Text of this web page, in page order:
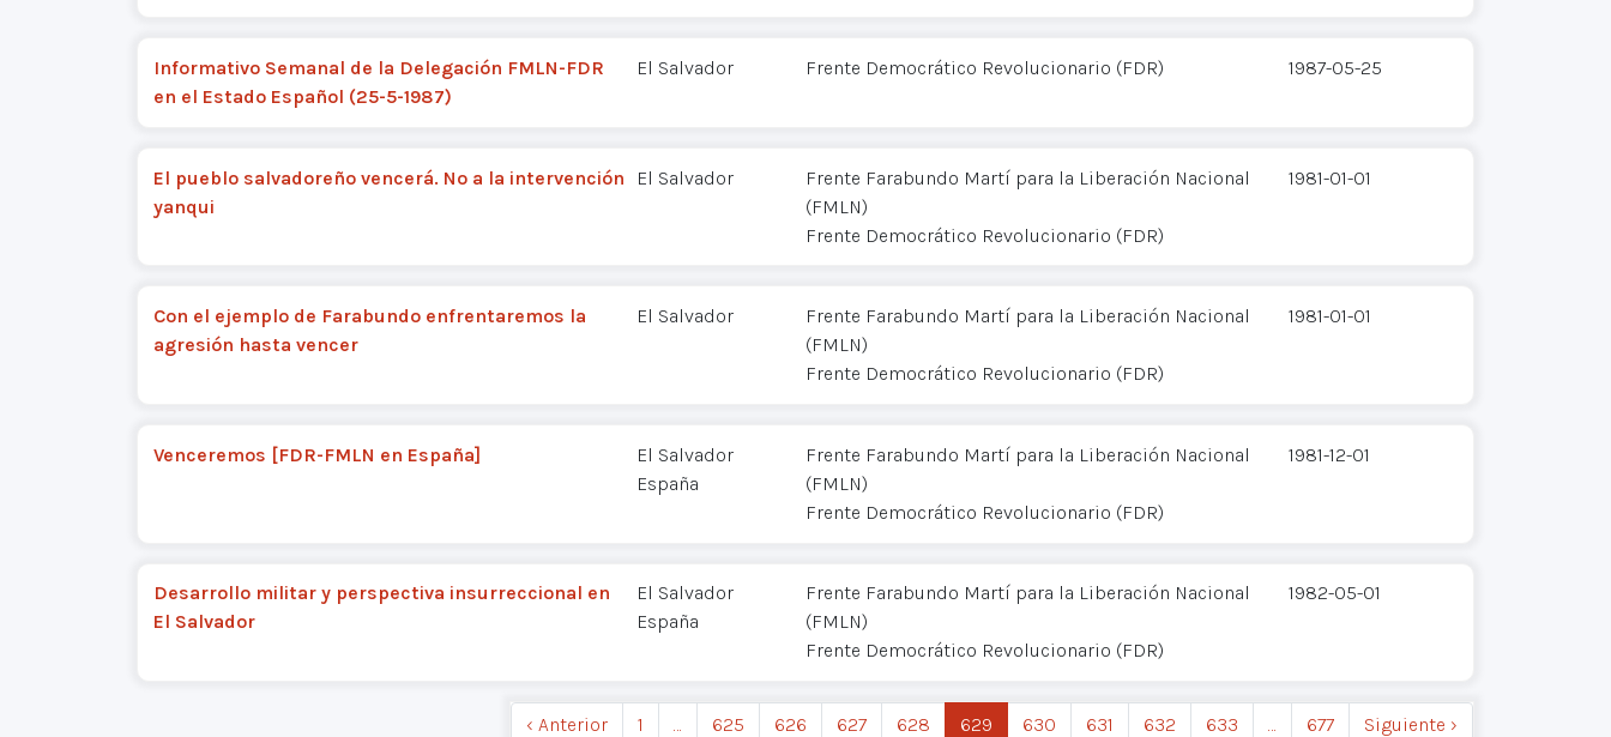
Informativo Semanal de la Delegación FMLN-FDR
en el Estado Español (25-5-1987)
El Salvador Frente Democrático Revolucionario (FDR) 1987-05-25
El pueblo salvadoreño vencerá. No a la intervención
yanqui
El Salvador
Frente Farabundo Martí para la Liberación Nacional
(FMLN)
Frente Democrático Revolucionario (FDR)
1981-01-01
Con el ejemplo de Farabundo enfrentaremos la
agresión hasta vencer
El Salvador
Frente Farabundo Martí para la Liberación Nacional
(FMLN)
Frente Democrático Revolucionario (FDR)
1981-01-01
Venceremos [FDR-FMLN en España]
El Salvador
España
Frente Farabundo Martí para la Liberación Nacional
(FMLN)
Frente Democrático Revolucionario (FDR)
1981-12-01
Desarrollo militar y perspectiva insurreccional en
El Salvador
El Salvador
España
Frente Farabundo Martí para la Liberación Nacional
(FMLN)
Frente Democrático Revolucionario (FDR)
1982-05-01
‹ Anterior 1 … 625 626 627 628 629 630 631 632 633 … 677 Siguiente ›